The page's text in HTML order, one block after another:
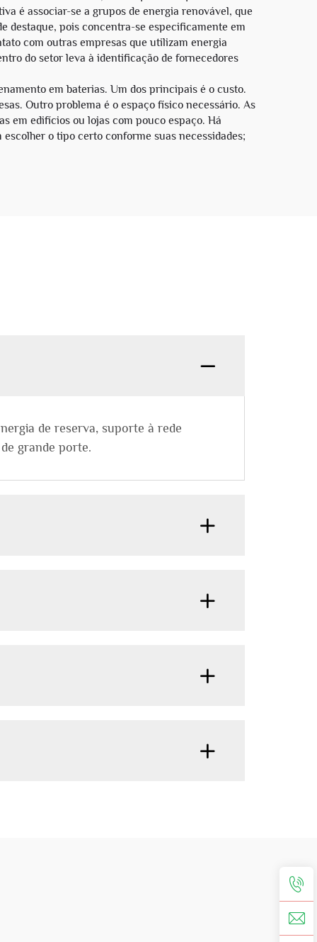
é associar-se a grupos de energia renovável, que
destaque, pois concentra-se especificamente em
com outras empresas que utilizam energia
do setor leva à identificação de fornecedores
em baterias. Um dos principais é o custo.
Outro problema é o espaço físico necessário. As
em edifícios ou lojas com pouco espaço. Há
o tipo certo conforme suas necessidades;
de reserva, suporte à rede
grande porte.